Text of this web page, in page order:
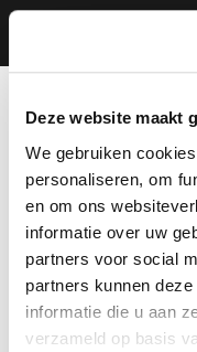
Deze website maakt
We gebruiken
personaliseren, om
en om ons
informatie over uw
partners voor social
partners kunnen
informatie die u aan
verzameld op basis